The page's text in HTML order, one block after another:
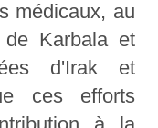
médicaux, au
Karbala et
d'Irak et
ces efforts